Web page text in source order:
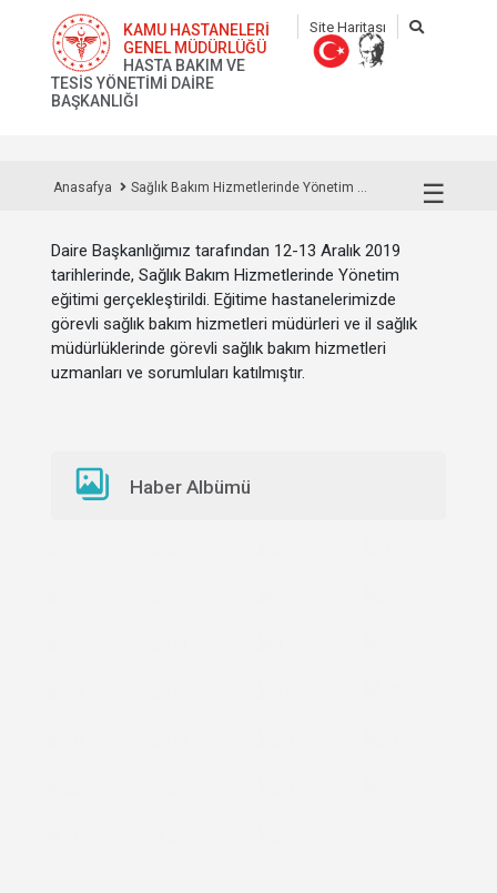
KAMU HASTANELERİ
GENEL MÜDÜRLÜĞÜ
HASTA BAKIM VE
TESİS YÖNETİMİ DAİRE
BAŞKANLIĞI
Site Haritası
☰
Anasafya Sağlık Bakım Hizmetlerinde Yönetim ...
Daire Başkanlığımız tarafından 12-13 Aralık 2019
tarihlerinde, Sağlık Bakım Hizmetlerinde Yönetim
eğitimi gerçekleştirildi. Eğitime hastanelerimizde
görevli sağlık bakım hizmetleri müdürleri ve il sağlık
müdürlüklerinde görevli sağlık bakım hizmetleri
uzmanları ve sorumluları katılmıştır.
Haber Albümü